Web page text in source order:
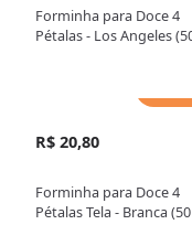
Forminha para Doce 4
Pétalas - Los Angeles
R$ 20,80
Forminha para Doce 4
Pétalas Tela - Branca